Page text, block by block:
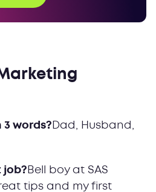
3 words? Dad, Husband,
job? Bell boy at SAS
tips and my first